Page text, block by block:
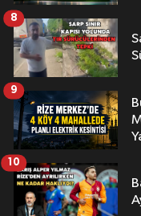
8
9
10